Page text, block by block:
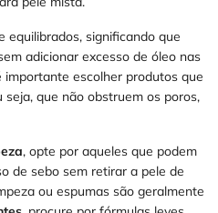
equilibrados, significando que
adicionar excesso de óleo nas
importante escolher produtos que
seja, que não obstruem os poros,
, opte por aqueles que podem
de sebo sem retirar a pele de
ou espumas são geralmente